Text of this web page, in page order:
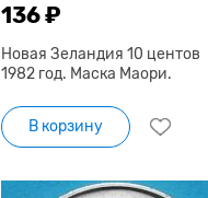
136 ₽
Новая Зеландия 10 центов
1982 год. Маска Маори.
В корзину